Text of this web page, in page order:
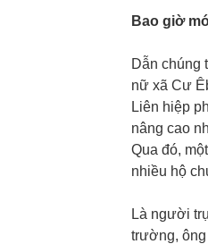
Bao giờ
Dẫn chúng
nữ xã Cư
Liên hiệp
nâng cao
Qua đó,
nhiều hộ
Là người
trường,